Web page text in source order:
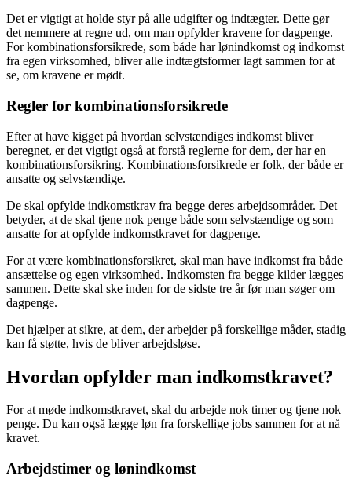
Det er vigtigt at holde styr på alle udgifter og indtægter. Dette gør
det nemmere at regne ud, om man opfylder kravene for dagpenge.
For kombinationsforsikrede, som både har lønindkomst og indkomst
fra egen virksomhed, bliver alle indtægtsformer lagt sammen for at
se, om kravene er mødt.
Regler for kombinationsforsikrede
Efter at have kigget på hvordan selvstændiges indkomst bliver
beregnet, er det vigtigt også at forstå reglerne for dem, der har en
kombinationsforsikring. Kombinationsforsikrede er folk, der både er
ansatte og selvstændige.
De skal opfylde indkomstkrav fra begge deres arbejdsområder. Det
betyder, at de skal tjene nok penge både som selvstændige og som
ansatte for at opfylde indkomstkravet for dagpenge.
For at være kombinationsforsikret, skal man have indkomst fra både
ansættelse og egen virksomhed. Indkomsten fra begge kilder lægges
sammen. Dette skal ske inden for de sidste tre år før man søger om
dagpenge.
Det hjælper at sikre, at dem, der arbejder på forskellige måder, stadig
kan få støtte, hvis de bliver arbejdsløse.
Hvordan opfylder man indkomstkravet?
For at møde indkomstkravet, skal du arbejde nok timer og tjene nok
penge. Du kan også lægge løn fra forskellige jobs sammen for at nå
kravet.
Arbejdstimer og lønindkomst